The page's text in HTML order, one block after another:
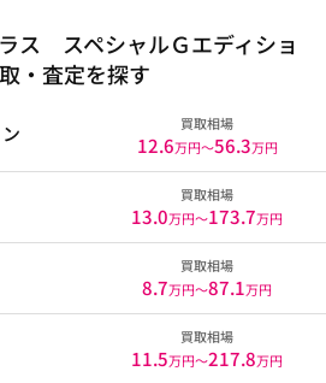
ス スペシャルＧエディショ
・査定を探す
買取相場
12.6万円〜56.3万円
買取相場
13.0万円〜173.7万円
買取相場
8.7万円〜87.1万円
買取相場
11.5万円〜217.8万円